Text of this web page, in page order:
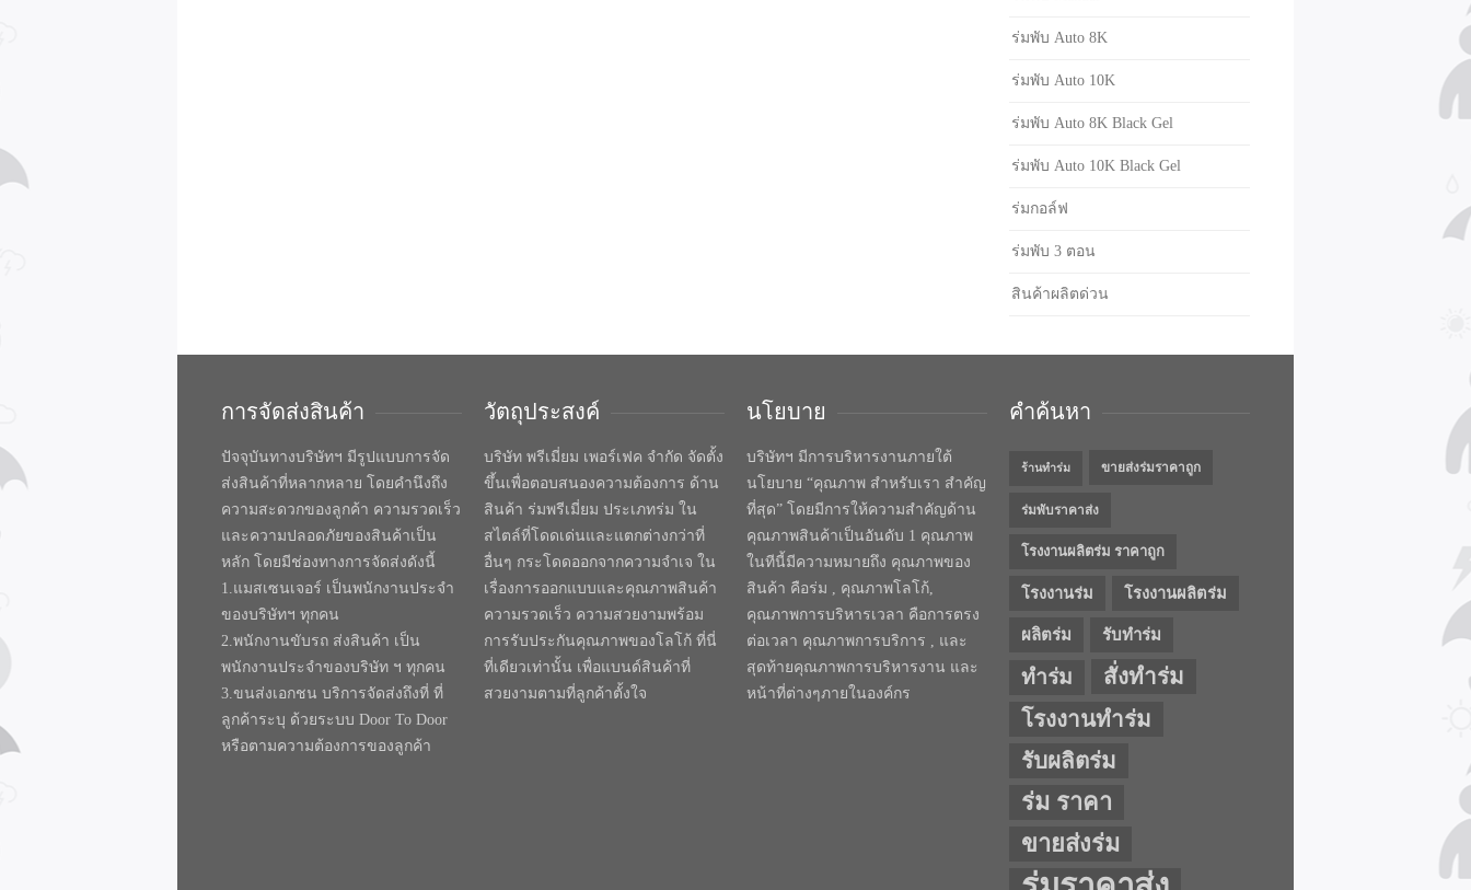
ร่มพับ Auto 8K
ร่มพับ Auto 10K
ร่มพับ Auto 8K Black Gel
ร่มพับ Auto 10K Black Gel
ร่มกอล์ฟ
ร่มพับ 3 ตอน
สินค้าผลิตด่วน
การจัดส่งสินค้า
ปัจจุบันทางบริษัทฯ มีรูปแบบการจัด
ส่งสินค้าที่หลากหลาย โดยคำนึงถึง
ความสะดวกของลูกค้า ความรวดเร็ว
และความปลอดภัยของสินค้าเป็น
หลัก โดยมีช่องทางการจัดส่งดังนี้
1.แมสเซนเจอร์ เป็นพนักงานประจำ
ของบริษัทฯ ทุกคน
2.พนักงานขับรถ ส่งสินค้า เป็น
พนักงานประจำของบริษัท ฯ ทุกคน
3.ขนส่งเอกชน บริการจัดส่งถึงที่ ที่
ลูกค้าระบุ ด้วยระบบ Door To Door
หรือตามความต้องการของลูกค้า
วัตถุประสงค์
บริษัท พรีเมี่ยม เพอร์เฟค จำกัด จัดตั้ง
ขึ้นเพื่อตอบสนองความต้องการ ด้าน
สินค้า ร่มพรีเมี่ยม ประเภทร่ม ใน
สไตล์ที่โดดเด่นและแตกต่างกว่าที่
อื่นๆ กระโดดออกจากความจำเจ ใน
เรื่องการออกแบบและคุณภาพสินค้า
ความรวดเร็ว ความสวยงามพร้อม
การรับประกันคุณภาพของโลโก้ ที่นี่
ที่เดียวเท่านั้น เพื่อแบนด์สินค้าที่
สวยงามตามที่ลูกค้าตั้งใจ
นโยบาย
บริษัทฯ มีการบริหารงานภายใต้
นโยบาย “คุณภาพ สำหรับเรา สำคัญ
ที่สุด” โดยมีการให้ความสำคัญด้าน
คุณภาพสินค้าเป็นอันดับ 1 คุณภาพ
ในทีนี้มีความหมายถึง คุณภาพของ
สินค้า คือร่ม , คุณภาพโลโก้,
คุณภาพการบริหารเวลา คือการตรง
ต่อเวลา คุณภาพการบริการ , และ
สุดท้ายคุณภาพการบริหารงาน และ
หน้าที่ต่างๆภายในองค์กร
คำค้นหา
ร้านทำร่ม ขายส่งร่มราคาถูก
ร่มพับราคาส่ง
โรงงานผลิตร่ม ราคาถูก
โรงงานร่ม โรงงานผลิตร่ม
ผลิตร่ม รับทำร่ม
ทำร่ม
สั่งทำร่ม
โรงงานทำร่ม
รับผลิตร่ม
ร่ม ราคา
ขายส่งร่ม